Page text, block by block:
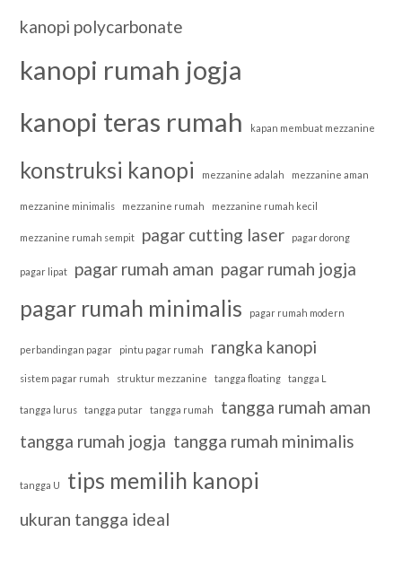
kanopi polycarbonate
kanopi rumah jogja
kanopi teras rumah
kapan membuat mezzanine
konstruksi kanopi mezzanine adalah mezzanine aman
mezzanine minimalis mezzanine rumah mezzanine rumah kecil
mezzanine rumah sempit pagar cutting laser pagar dorong
pagar lipat pagar rumah aman pagar rumah jogja
pagar rumah minimalis pagar rumah modern
perbandingan pagar pintu pagar rumah rangka kanopi
sistem pagar rumah struktur mezzanine tangga floating tangga L
tangga lurus tangga putar tangga rumah
tangga rumah aman
tangga rumah jogja tangga rumah minimalis
tangga U tips memilih kanopi
ukuran tangga ideal